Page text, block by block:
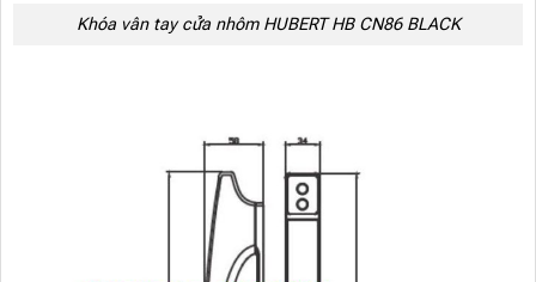
Khóa vân tay cửa nhôm HUBERT HB CN86 BLACK